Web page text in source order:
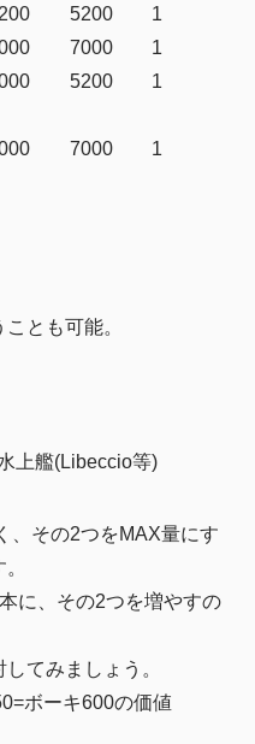
5200
1
7000
1
5200 1
7000 1
とも可能。
上艦(Libeccio等)
、その2つをMAX量にす
に、その2つを増やすの
てみましょう。
ボーキ600の価値